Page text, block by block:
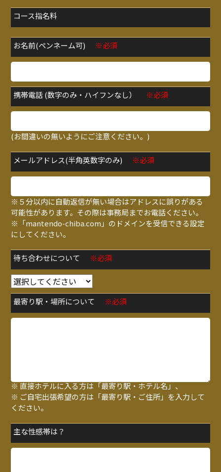
コース指名料
お名前(ペンネーム可) ※必須
携帯電話 (数字のみ・ハイフンなし） ※必須
(お間違いの無いようにご注意ください。)
メールアドレス(半角英数字のみ) ※必須
※５分以内に自動返信が無い場合はアドレスに誤りがある
可能性があります。その際は事務局までお電話ください。
※「mantendo-chiba.com」のドメインを受信できる設定
にしてください。
待ち合わせについて ※必須
最寄り駅・場所について ※必須
※ 直接ホテルに入る方は「最寄り駅・ホテル名」、
※ ご自宅出張希望の方は「最寄り駅・ご住所」を入力して
ください。
主な性感帯は？